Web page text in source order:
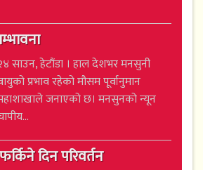
साउन, हेटौंडा । हाल देशभर मनसुनी
प्रभाव रहेको मौसम पूर्वानुमान
जनाएको छ। मनसुनको न्यून
दिन परिवर्तन